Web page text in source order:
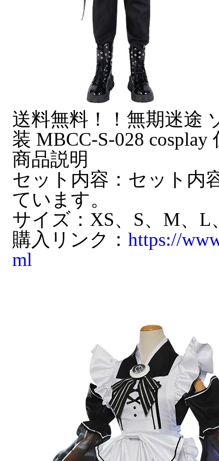
送料無料！！無期迷途
装 MBCC-S-028 cosplay
商品説明
セット内容：セット内
ています。
サイズ：XS、S、M、L
購入リンク： https://
ml